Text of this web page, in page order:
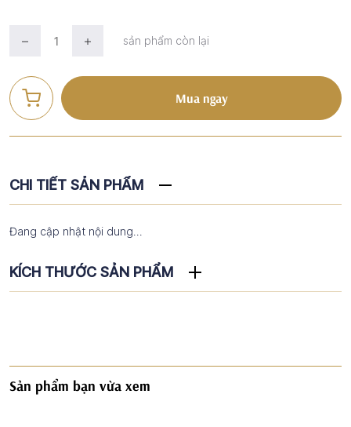
sản phẩm còn lại
Mua ngay
CHI TIẾT SẢN PHẨM
Đang cập nhật nội dung...
KÍCH THƯỚC SẢN PHẨM
Sản phẩm bạn vừa xem